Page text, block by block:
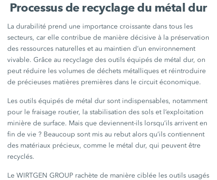
Processus de recyclage du métal dur
La durabilité prend une importance croissante dans tous les
secteurs, car elle contribue de manière décisive à la préservation
des ressources naturelles et au maintien d’un environnement
vivable. Grâce au recyclage des outils équipés de métal dur, on
peut réduire les volumes de déchets métalliques et réintroduire
de précieuses matières premières dans le circuit économique.
Les outils équipés de métal dur sont indispensables, notamment
pour le fraisage routier, la stabilisation des sols et l’exploitation
minière de surface. Mais que deviennent-ils lorsqu’ils arrivent en
fin de vie ? Beaucoup sont mis au rebut alors qu’ils contiennent
des matériaux précieux, comme le métal dur, qui peuvent être
recyclés.
Le WIRTGEN GROUP rachète de manière ciblée les outils usagés